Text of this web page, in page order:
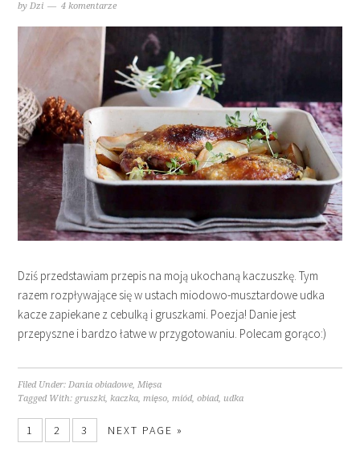
byDzi 4 komentarze
Dziś przedstawiam przepis na moją ukochaną kaczuszkę. Tym
razem rozpływające się w ustach miodowo-musztardowe udka
kacze zapiekane z cebulką i gruszkami. Poezja! Danie jest
przepyszne i bardzo łatwe w przygotowaniu. Polecam gorąco:)
Filed Under:Dania obiadowe,Mięsa
Tagged With: gruszki,kaczka,mięso,miód,obiad, udka
1 2 3 NEXT PAGE »